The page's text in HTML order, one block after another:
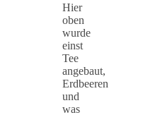
Hier
oben
wurde
einst
Tee
angebaut,
Erdbeeren
und
was